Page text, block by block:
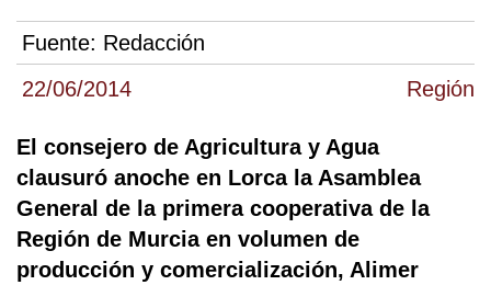
22/06/2014 Región
Fuente: Redacción
El consejero de Agricultura y Agua
clausuró anoche en Lorca la Asamblea
General de la primera cooperativa de la
Región de Murcia en volumen de
producción y comercialización, Alimer